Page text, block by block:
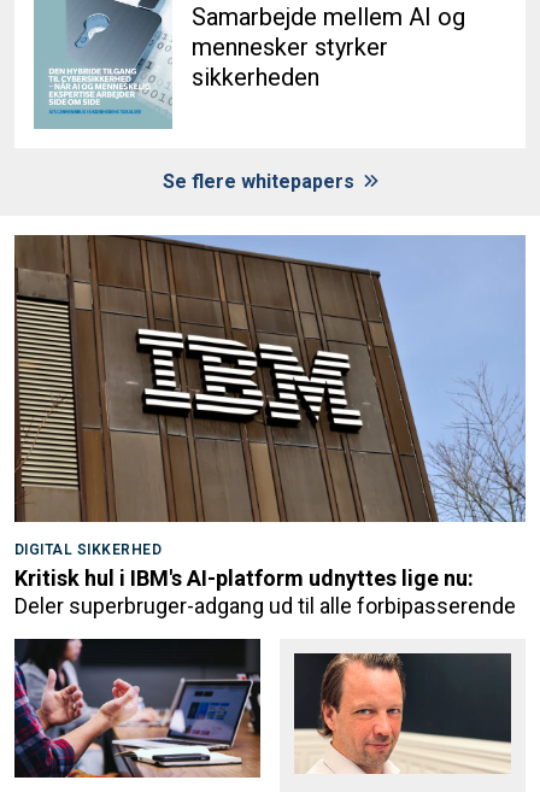
Samarbejde mellem AI og
mennesker styrker
sikkerheden
Se flere whitepapers
DIGITAL SIKKERHED
Kritisk hul i IBM's AI-platform udnyttes lige nu:
Deler superbruger-adgang ud til alle forbipasserende